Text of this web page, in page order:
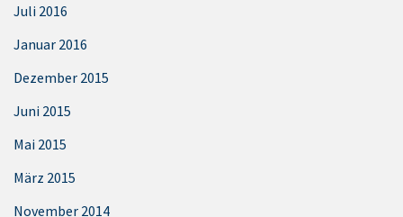
Juli 2016
Januar 2016
Dezember 2015
Juni 2015
Mai 2015
März 2015
November 2014